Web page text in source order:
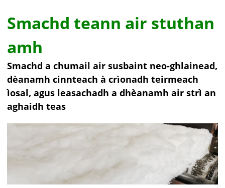
Smachd teann air stuthan
amh
Smachd a chumail air susbaint neo-ghlainead,
dèanamh cinnteach à crìonadh teirmeach
ìosal, agus leasachadh a dhèanamh air strì an
aghaidh teas